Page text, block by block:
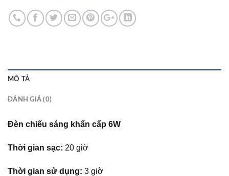
MÔ TẢ
ĐÁNH GIÁ (0)
Đèn chiếu sáng khẩn cấp 6W
Thời gian sạc: 20 giờ
Thời gian sử dụng: 3 giờ